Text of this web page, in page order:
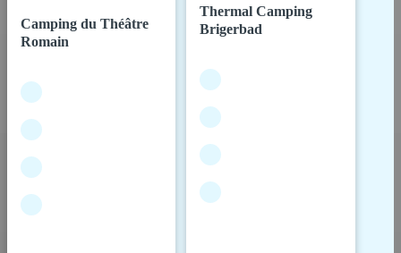
Camping du Théâtre
Romain
Thermal Camping
Brigerbad